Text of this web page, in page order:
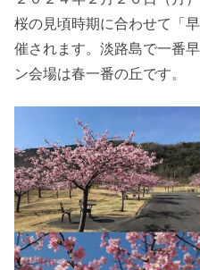
桜の見頃時期に合わせて「
催されます。淡路島で一番
ン会場は春一番の丘です。